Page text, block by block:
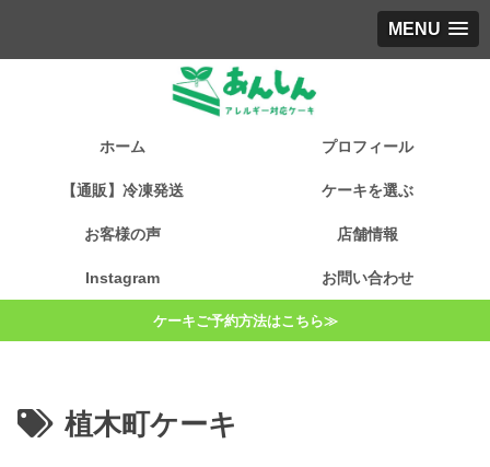
MENU
ホーム プロフィール
【通販】冷凍発送 ケーキを選ぶ
お客様の声 店舗情報
Instagram お問い合わせ
ケーキご予約方法はこちら≫
植木町ケーキ